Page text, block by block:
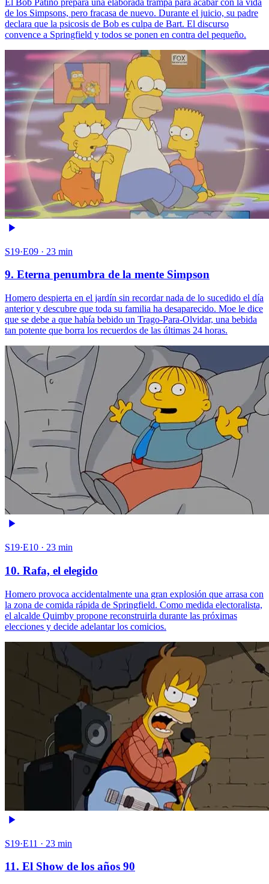
de los Simpsons, pero fracasa de nuevo. Durante el juicio, su padre
declara que la psicosis de Bob es culpa de Bart. El discurso
convence a Springfield y todos se ponen en contra del pequeño.
S19·E09 · 23 min
9. Eterna penumbra de la mente Simpson
Homero despierta en el jardín sin recordar nada de lo sucedido el día
anterior y descubre que toda su familia ha desaparecido. Moe le dice
que se debe a que había bebido un Trago-Para-Olvidar, una bebida
tan potente que borra los recuerdos de las últimas 24 horas.
S19·E10 · 23 min
10. Rafa, el elegido
Homero provoca accidentalmente una gran explosión que arrasa con
la zona de comida rápida de Springfield. Como medida electoralista,
el alcalde Quimby propone reconstruirla durante las próximas
elecciones y decide adelantar los comicios.
S19·E11 · 23 min
11. El Show de los años 90